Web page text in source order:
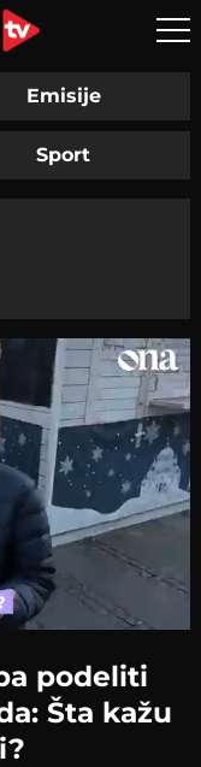
Emisije
Sport
podeliti
Šta kažu